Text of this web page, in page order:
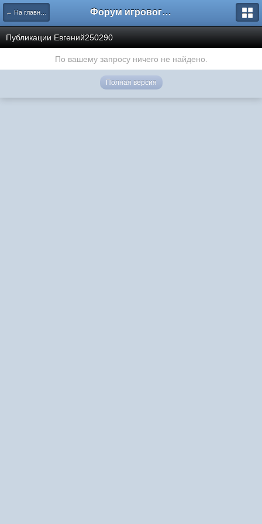
← На главную Форум игрового проекта Riverrise
Публикации Евгений250290
По вашему запросу ничего не найдено.
Полная версия